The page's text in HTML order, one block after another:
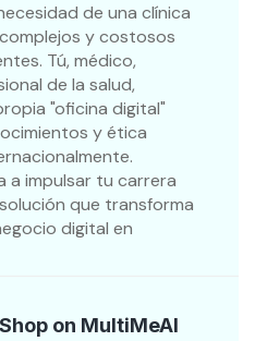
de una clínica
y costosos
Tú, médico,
de la salud,
"oficina digital"
y ética
a impulsar tu carrera
que transforma
digital en
on MultiMeAI